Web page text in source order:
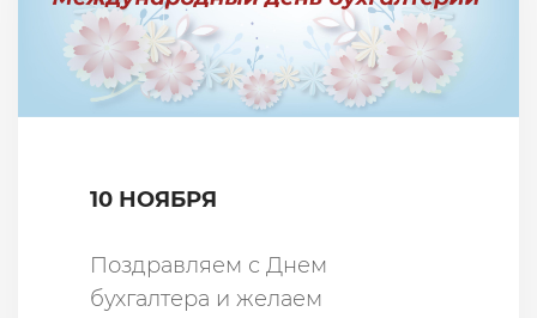
10 НОЯБРЯ
Поздравляем с Днем
бухгалтера и желаем